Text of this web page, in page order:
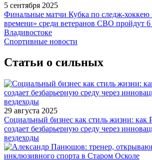
5 сентября 2025
Финальные матчи Кубка по следж-хоккею
времени» среди ветеранов СВО пройдут 6
Владивостоке
Спортивные новости
Статьи о сильных
29 августа 2025
Социальный бизнес как стиль жизни: как
создает безбарьерную среду через
вездеходы